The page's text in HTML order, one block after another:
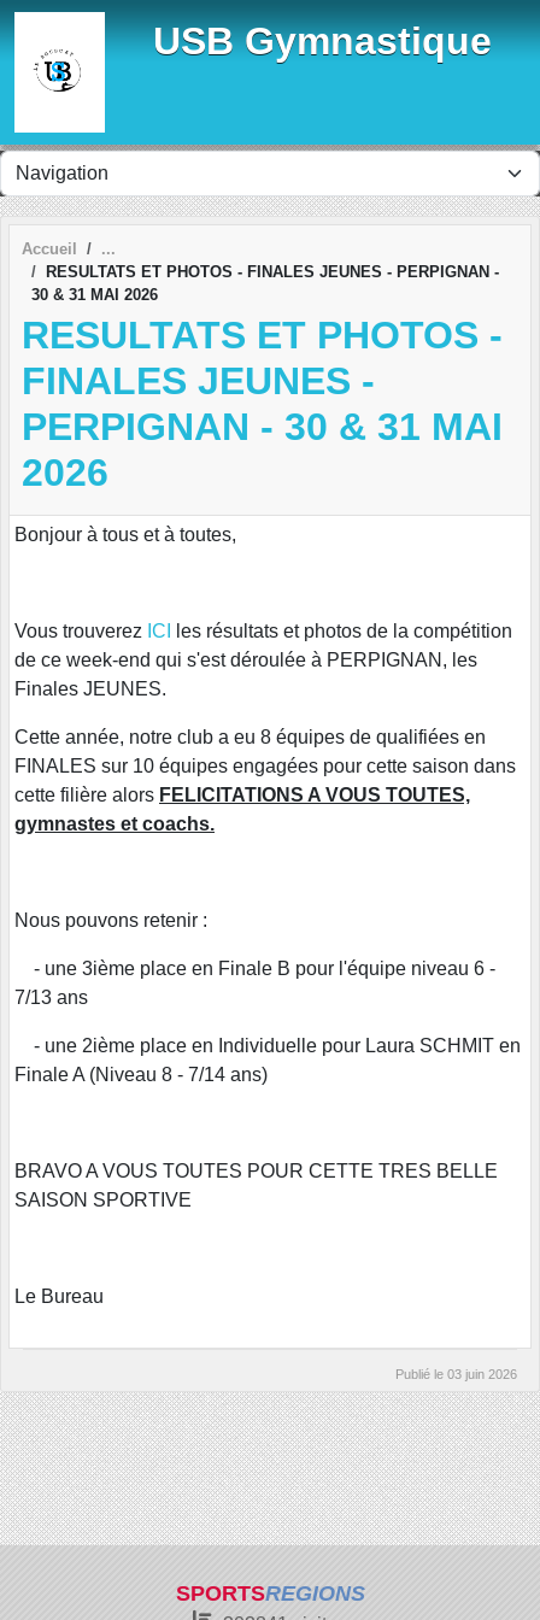
USB Gymnastique
Accueil
RESULTATS ET PHOTOS - FINALES JEUNES - PERPIGNAN -
30 & 31 MAI 2026
RESULTATS ET PHOTOS -
FINALES JEUNES -
PERPIGNAN - 30 & 31 MAI
2026
Bonjour à tous et à toutes,
Vous trouverez ICI
les résultats et photos de la compétition
de ce week-end qui s'est déroulée à PERPIGNAN, les
Finales JEUNES.
Cette année, notre club a eu 8 équipes de qualifiées en
FINALES sur 10 équipes engagées pour cette saison dans
cette filière alors FELICITATIONS A VOUS TOUTES,
gymnastes et coachs.
Nous pouvons retenir :
- une 3ième place en Finale B pour l'équipe niveau 6 -
7/13 ans
- une 2ième place en Individuelle pour Laura SCHMIT en
Finale A (Niveau 8 - 7/14 ans)
BRAVO A VOUS TOUTES POUR CETTE TRES BELLE
SAISON SPORTIVE
Le Bureau
Publié le 03 juin 2026
SPORTSREGIONS
Panneau de gestion des cookies